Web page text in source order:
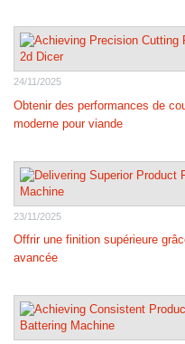
24/11/2025
Obtenir des performances de
moderne pour viande
23/11/2025
Offrir une finition supérieure
avancée